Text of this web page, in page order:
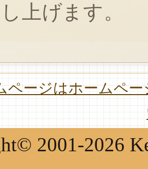
上げます。
ページはホームペ
2001-2026